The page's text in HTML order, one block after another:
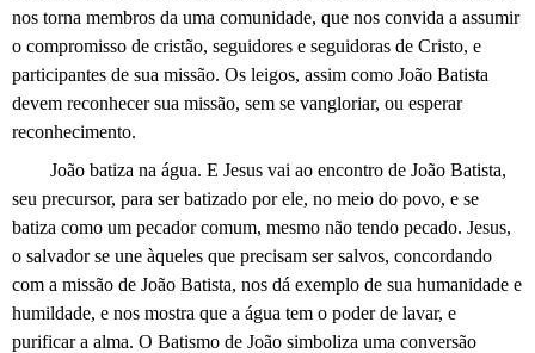
nos torna membros da uma comunidade, que nos convida a assumir
o compromisso de cristão, seguidores e seguidoras de Cristo, e
participantes de sua missão. Os leigos, assim como João Batista
devem reconhecer sua missão, sem se vangloriar, ou esperar
reconhecimento.
João batiza na água. E Jesus vai ao encontro de João Batista,
seu precursor, para ser batizado por ele, no meio do povo, e se
batiza como um pecador comum, mesmo não tendo pecado. Jesus,
o salvador se une àqueles que precisam ser salvos, concordando
com a missão de João Batista, nos dá exemplo de sua humanidade e
humildade, e nos mostra que a água tem o poder de lavar, e
purificar a alma. O Batismo de João simboliza uma conversão